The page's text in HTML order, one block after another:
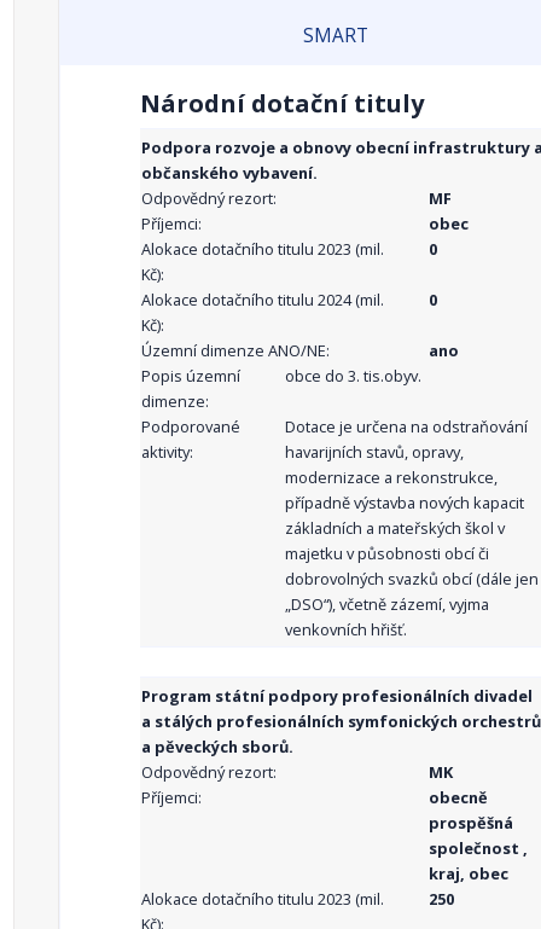
SMART
Národní dotační tituly
Podpora rozvoje a obnovy obecní infrastruktury
občanského vybavení.
Odpovědný rezort:
MF
Příjemci:
obec
Alokace dotačního titulu 2023 (mil.
Kč):
0
Alokace dotačního titulu 2024 (mil.
Kč):
0
Územní dimenze ANO/NE:
ano
Popis územní
dimenze:
obce do 3. tis.obyv.
Podporované
aktivity:
Dotace je určena na odstraňování
havarijních stavů, opravy,
modernizace a rekonstrukce,
případně výstavba nových kapacit
základních a mateřských škol v
majetku v působnosti obcí či
dobrovolných svazků obcí (dále jen
„DSO“), včetně zázemí, vyjma
venkovních hřišť.
Program státní podpory profesionálních divadel
a stálých profesionálních symfonických orchestrů
a pěveckých sborů.
Odpovědný rezort:
MK
Příjemci:
obecně
prospěšná
společnost ,
kraj, obec
Alokace dotačního titulu 2023 (mil.
Kč):
250